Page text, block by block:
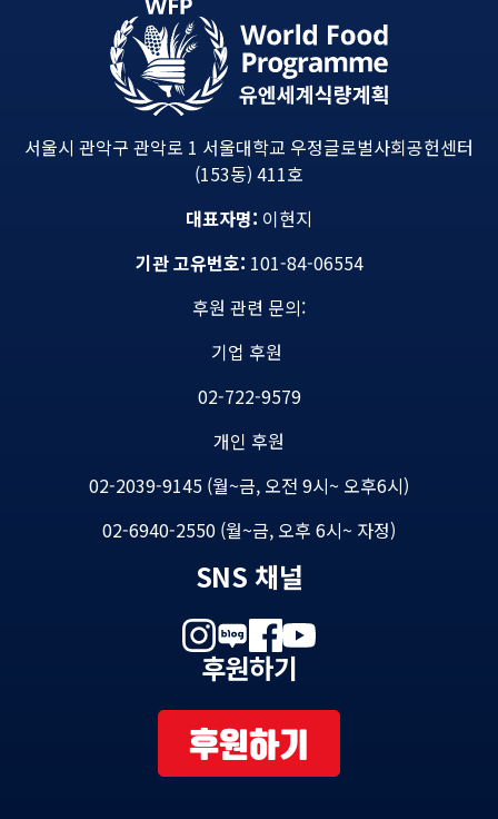
서울시 관악구 관악로 1 서울대학교 우정글로벌사회공헌센터
(153동) 411호
대표자명: 이현지
기관 고유번호: 101-84-06554
후원 관련 문의:
기업 후원
02-722-9579
개인 후원
02-2039-9145 (월~금, 오전 9시~ 오후6시)
02-6940-2550 (월~금, 오후 6시~ 자정)
SNS 채널
후원하기
후원하기